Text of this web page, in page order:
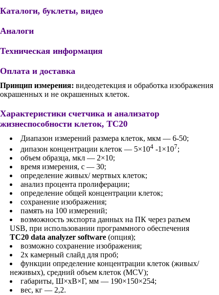
Каталоги, буклеты, видео
Аналоги
Техническая информация
Оплата и доставка
Принцип измерения: видеодетекция и обработка изображения
окрашенных и не окрашенных клеток.
Характеристики счетчика и анализатор
жизнеспособности клеток, TC20
Диапазон измерений размера клеток, мкм — 6-50;
дипазон концентрации клеток — 5×104 -1×107;
объем образца, мкл — 2×10;
время измерения, с — 30;
определение живых/ мертвых клеток;
анализ процента пролиферации;
определение общей концентрации клеток;
сохранение изображения;
память на 100 измерений;
возможность экспорта данных на ПК через разъем
USB, при использовании программного обеспечения
TC20 data analyzer software (опция);
возможно сохранение изображения;
2х камерный слайд для проб;
функции определение концентрации клеток (живых/
неживых), средний объем клеток (MCV);
габариты, Ш×хВ×Г, мм — 190×150×254;
вес, кг — 2,2.